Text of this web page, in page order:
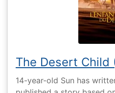
The Desert Child
14-year-old Sun has